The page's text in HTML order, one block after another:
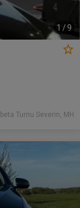
1 /9
Turnu Severin, MH